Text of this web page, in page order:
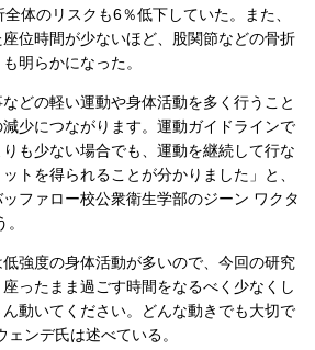
体のリスクも6％低下していた。また、
位時間が少ないほど、股関節などの骨折
明らかになった。
どの軽い運動や身体活動を多く行うこと
少につながります。運動ガイドラインで
も少ない場合でも、運動を継続して行な
トを得られることが分かりました」と、
ファロー校公衆衛生学部のジーン ワクタ
強度の身体活動が多いので、今回の研究
ったまま過ごす時間をなるべく少なくし
動いてください。どんな動きでも大切で
ンデ氏は述べている。